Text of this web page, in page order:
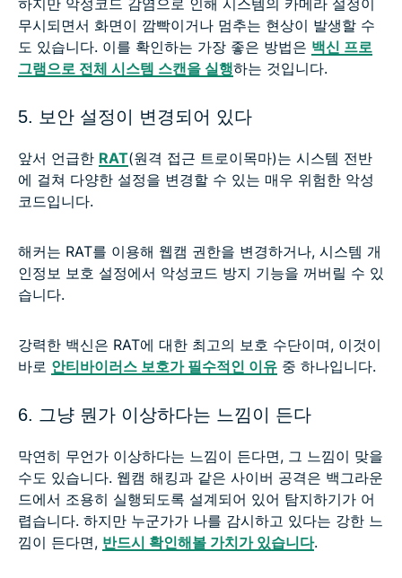
하지만 악성코드 감염으로 인해 시스템의 카메라 설정이
무시되면서 화면이 깜빡이거나 멈추는 현상이 발생할 수
도 있습니다. 이를 확인하는 가장 좋은 방법은 백신 프로
그램으로 전체 시스템 스캔을 실행하는 것입니다.
5. 보안 설정이 변경되어 있다
앞서 언급한 RAT(원격 접근 트로이목마)는 시스템 전반
에 걸쳐 다양한 설정을 변경할 수 있는 매우 위험한 악성
코드입니다.
해커는 RAT를 이용해 웹캠 권한을 변경하거나, 시스템 개
인정보 보호 설정에서 악성코드 방지 기능을 꺼버릴 수 있
습니다.
강력한 백신은 RAT에 대한 최고의 보호 수단이며, 이것이
바로 안티바이러스 보호가 필수적인 이유 중 하나입니다.
6. 그냥 뭔가 이상하다는 느낌이 든다
막연히 무언가 이상하다는 느낌이 든다면, 그 느낌이 맞을
수도 있습니다. 웹캠 해킹과 같은 사이버 공격은 백그라운
드에서 조용히 실행되도록 설계되어 있어 탐지하기가 어
렵습니다. 하지만 누군가가 나를 감시하고 있다는 강한 느
낌이 든다면, 반드시 확인해볼 가치가 있습니다.